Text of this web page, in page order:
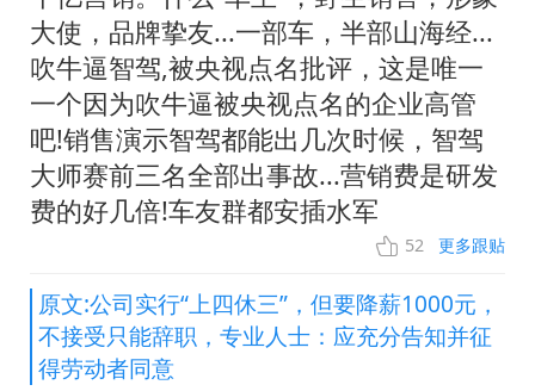
大使，品牌挚友...一部车，半部山海经...
吹牛逼智驾,被央视点名批评，这是唯一
一个因为吹牛逼被央视点名的企业高管
吧!销售演示智驾都能出几次时候，智驾
大师赛前三名全部出事故...营销费是研发
费的好几倍!车友群都安插水军
52 更多跟贴
原文:公司实行“上四休三”，但要降薪1000元，
不接受只能辞职，专业人士：应充分告知并征
得劳动者同意